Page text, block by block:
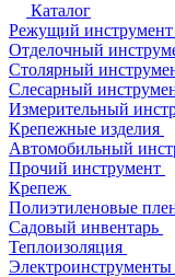
Каталог
Режущий инструмент
Отделочный
Столярный
Слесарный
Измерительный
Крепежные изделия
Автомобильный
Прочий инструмент
Крепеж
Полиэтиленовые
Садовый инвентарь
Теплоизоляция
Электроинструменты